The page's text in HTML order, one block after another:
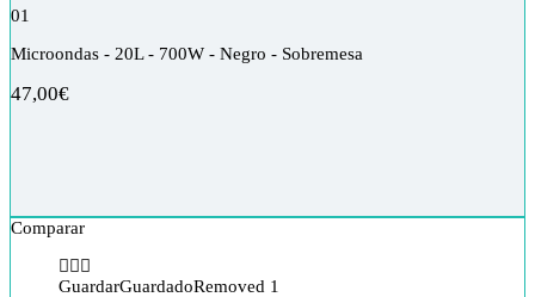
01
Microondas - 20L - 700W - Negro - Sobremesa
47,00€
Comparar
GuardarGuardadoRemoved 1